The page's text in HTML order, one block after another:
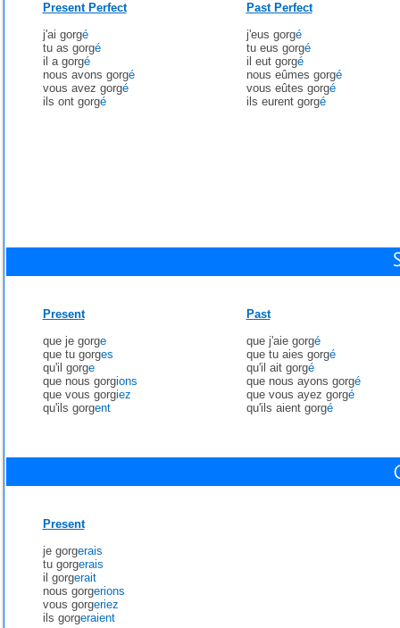
Present Perfect
j'ai gorgé
tu as gorgé
il a gorgé
nous avons gorgé
vous avez gorgé
ils ont gorgé
Past Perfect
j'eus gorgé
tu eus gorgé
il eut gorgé
nous eûmes gorgé
vous eûtes gorgé
ils eurent gorgé
Present
que je gorge
que tu gorges
qu'il gorge
que nous gorgions
que vous gorgiez
qu'ils gorgent
Past
que j'aie gorgé
que tu aies gorgé
qu'il ait gorgé
que nous ayons gorgé
que vous ayez gorgé
qu'ils aient gorgé
Present
je gorgerais
tu gorgerais
il gorgerait
nous gorgerions
vous gorgeriez
ils gorgeraient